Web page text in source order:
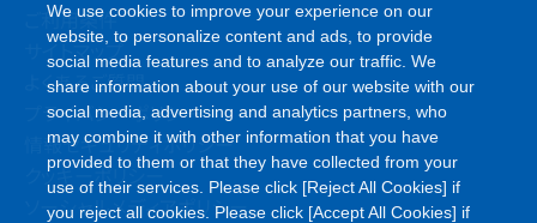
ご利用条件
サイトマップ
よくあるご質問
プライバシーポリシー
情報セキュリティポリシー
クッキーポリシー
ソーシャルメディアポリシー
We use cookies to improve your experience on our
website, to personalize content and ads, to provide
social media features and to analyze our traffic. We
share information about your use of our website with our
social media, advertising and analytics partners, who
may combine it with other information that you have
provided to them or that they have collected from your
use of their services. Please click [Reject All Cookies] if
you reject all cookies. Please click [Accept All Cookies] if